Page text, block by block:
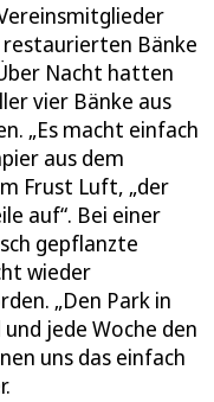
Bänke
Nacht hatten
vier Bänke aus
„Es macht einfach
aus dem
Frust Luft, „der
auf“. Bei einer
gepflanzte
wieder
„Den Park in
jede Woche den
uns das einfach